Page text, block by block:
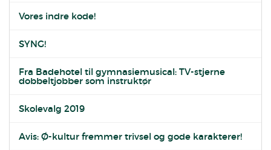
Vores indre kode!
SYNG!
Fra Badehotel til gymnasiemusical: TV-stjerne
dobbeltjobber som instruktør
Skolevalg 2019
Avis: Ø-kultur fremmer trivsel og gode karakterer!